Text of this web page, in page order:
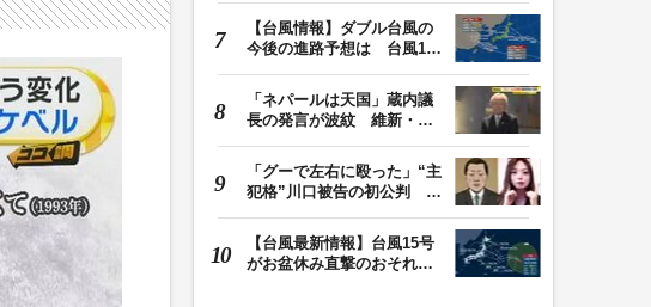
【台風情報】ダブル台風の
今後の進路予想は 台風13
「ネパールは天国」蔵内議
長の発言が波紋 維新・吉
「グーで左右に殴った」“主
犯格”川口被告の初公判 共
【台風最新情報】台風15号
がお盆休み直撃のおそれ